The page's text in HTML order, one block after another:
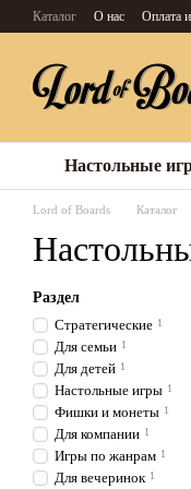
Перейти к основному
Каталог О нас Оплата
Настольные
Lord of Boards Каталог
Раздел
Стратегические 1
Для семьи 1
Для детей 1
Настольные игры 1
Фишки и монеты 1
Для компании 1
Игры по жанрам 1
Для вечеринок 1